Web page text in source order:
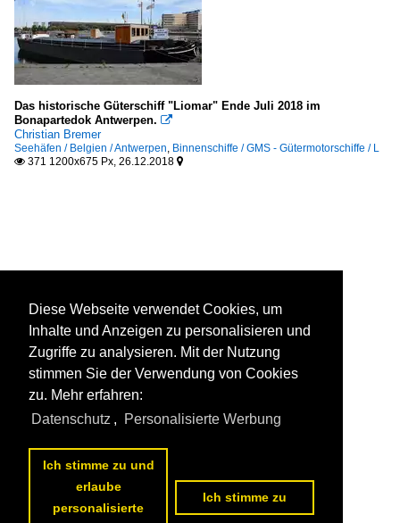
Das historische Güterschiff "Liomar" Ende Juli 2018 im
Bonapartedok Antwerpen. 
Christian Bremer
Seehäfen / Belgien / Antwerpen Binnenschiffe / GMS - Gütermotorschiffe / L
 371 1200x675 Px, 26.12.2018 
Diese Webseite verwendet Cookies, um
Inhalte und Anzeigen zu personalisieren und
Zugriffe zu analysieren. Mit der Nutzung
stimmen Sie der Verwendung von Cookies
zu. Mehr erfahren:
Datenschutz , Personalisierte Werbung
Ich stimme zu und
erlaube
personalisierte
Ich stimme zu